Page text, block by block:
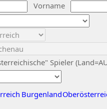
Vorname
Spieler
Burgenland